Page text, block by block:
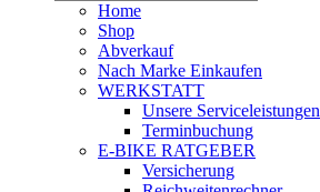
Home
Shop
Abverkauf
Nach Marke Einkaufen
WERKSTATT
Unsere Serviceleistungen
Terminbuchung
E-BIKE RATGEBER
Versicherung